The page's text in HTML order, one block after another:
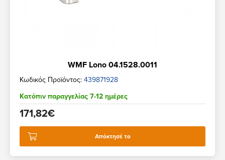
WMF Lono 04.1528.0011
Κωδικός Προϊόντος: 439871928
Κατόπιν παραγγελίας 7-12 ημέρες
171,82€
Απόκτησέ το